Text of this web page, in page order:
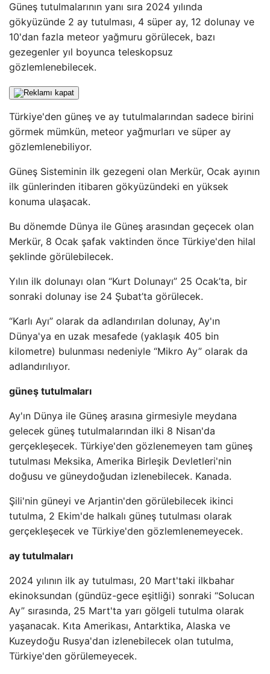
Güneş tutulmalarının yanı sıra 2024 yılında
gökyüzünde 2 ay tutulması, 4 süper ay, 12 dolunay ve
10'dan fazla meteor yağmuru görülecek, bazı
gezegenler yıl boyunca teleskopsuz
gözlemlenebilecek.
Türkiye'den güneş ve ay tutulmalarından sadece birini
görmek mümkün, meteor yağmurları ve süper ay
gözlemlenebiliyor.
Güneş Sisteminin ilk gezegeni olan Merkür, Ocak ayının
ilk günlerinden itibaren gökyüzündeki en yüksek
konuma ulaşacak.
Bu dönemde Dünya ile Güneş arasından geçecek olan
Merkür, 8 Ocak şafak vaktinden önce Türkiye'den hilal
şeklinde görülebilecek.
Yılın ilk dolunayı olan “Kurt Dolunayı” 25 Ocak’ta, bir
sonraki dolunay ise 24 Şubat’ta görülecek.
“Karlı Ayı” olarak da adlandırılan dolunay, Ay'ın
Dünya'ya en uzak mesafede (yaklaşık 405 bin
kilometre) bulunması nedeniyle “Mikro Ay” olarak da
adlandırılıyor.
güneş tutulmaları
Ay'ın Dünya ile Güneş arasına girmesiyle meydana
gelecek güneş tutulmalarından ilki 8 Nisan'da
gerçekleşecek. Türkiye'den gözlenemeyen tam güneş
tutulması Meksika, Amerika Birleşik Devletleri'nin
doğusu ve güneydoğudan izlenebilecek. Kanada.
Şili'nin güneyi ve Arjantin'den görülebilecek ikinci
tutulma, 2 Ekim'de halkalı güneş tutulması olarak
gerçekleşecek ve Türkiye'den gözlemlenemeyecek.
ay tutulmaları
2024 yılının ilk ay tutulması, 20 Mart'taki ilkbahar
ekinoksundan (gündüz-gece eşitliği) sonraki “Solucan
Ay” sırasında, 25 Mart'ta yarı gölgeli tutulma olarak
yaşanacak. Kıta Amerikası, Antarktika, Alaska ve
Kuzeydoğu Rusya'dan izlenebilecek olan tutulma,
Türkiye'den görülemeyecek.